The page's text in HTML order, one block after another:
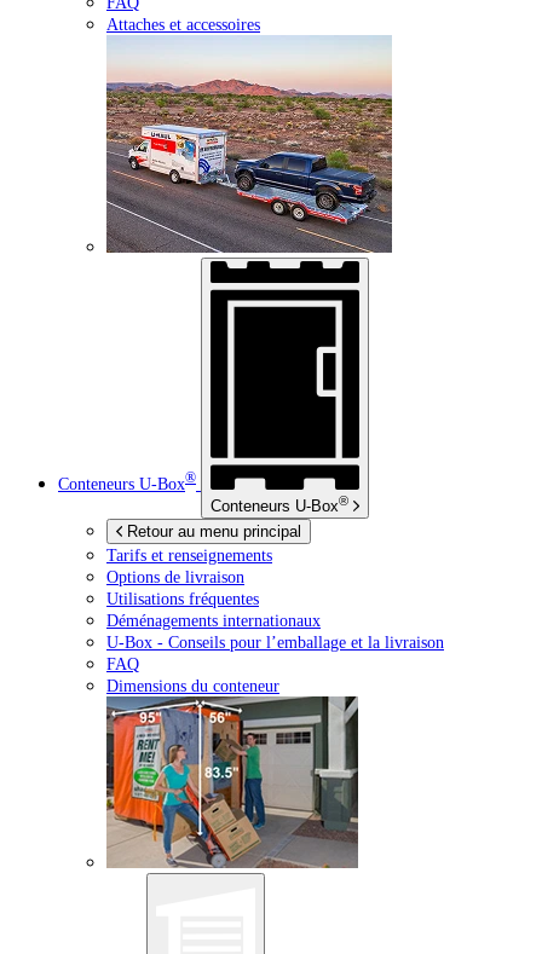
Attaches et accessoires
Conteneurs U-Box®
Conteneurs U-Box®
Retour au menu principal
Tarifs et renseignements
Options de livraison
Utilisations fréquentes
Déménagements internationaux
U-Box - Conseils pour l’emballage et la livraison
FAQ
Dimensions du conteneur